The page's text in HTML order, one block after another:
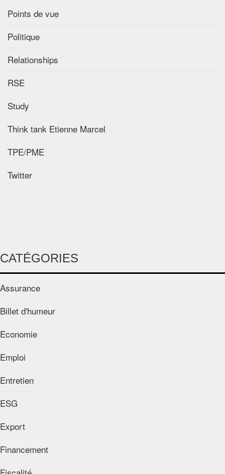
Points de vue
Politique
Relationships
RSE
Study
Think tank Etienne Marcel
TPE/PME
Twitter
CATÉGORIES
Assurance
Billet d'humeur
Economie
Emploi
Entretien
ESG
Export
Financement